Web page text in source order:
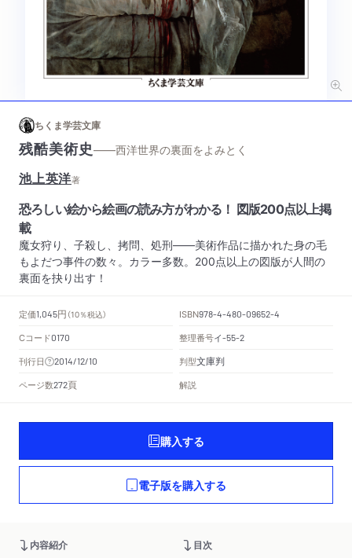
ちくま学芸文庫
残酷美術史——西洋世界の裏面をよみとく
池上英洋著
恐ろしい絵から絵画の読み方がわかる！ 図版200点以上掲
載
魔女狩り、子殺し、拷問、処刑――美術作品に描かれた身の毛
もよだつ事件の数々。カラー多数。200点以上の図版が人間の
裏面を抉り出す！
定価1,045円 （10％税込） ISBN978-4-480-09652-4
Cコード0170 整理番号イ-55-2
刊行日 2014/12/10 判型文庫判
ページ数272頁 解説
購入する
電子版を購入する
内容紹介 目次